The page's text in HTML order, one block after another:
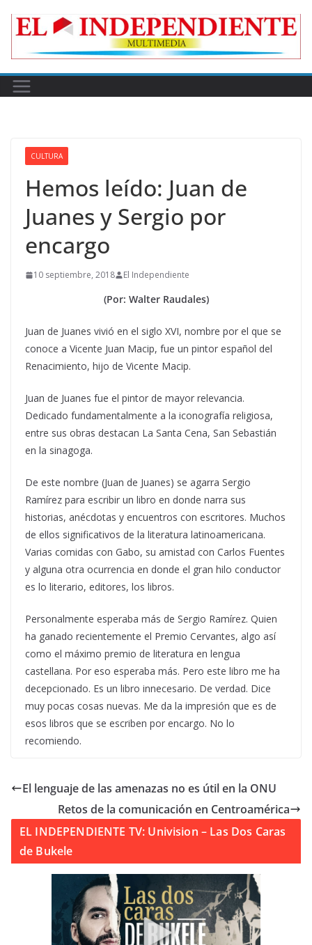
CULTURA
Hemos leído: Juan de
Juanes y Sergio por
encargo
10 septiembre, 2018 El Independiente
(Por: Walter Raudales)
Juan de Juanes vivió en el siglo XVI, nombre por el que se
conoce a Vicente Juan Macip, fue un pintor español del
Renacimiento, hijo de Vicente Macip.
Juan de Juanes fue el pintor de mayor relevancia.
Dedicado fundamentalmente a la iconografía religiosa,
entre sus obras destacan La Santa Cena, San Sebastián
en la sinagoga.
De este nombre (Juan de Juanes) se agarra Sergio
Ramírez para escribir un libro en donde narra sus
historias, anécdotas y encuentros con escritores. Muchos
de ellos significativos de la literatura latinoamericana.
Varias comidas con Gabo, su amistad con Carlos Fuentes
y alguna otra ocurrencia en donde el gran hilo conductor
es lo literario, editores, los libros.
Personalmente esperaba más de Sergio Ramírez. Quien
ha ganado recientemente el Premio Cervantes, algo así
como el máximo premio de literatura en lengua
castellana. Por eso esperaba más. Pero este libro me ha
decepcionado. Es un libro innecesario. De verdad. Dice
muy pocas cosas nuevas. Me da la impresión que es de
esos libros que se escriben por encargo. No lo
recomiendo.
El lenguaje de las amenazas no es útil en la ONU
Retos de la comunicación en Centroamérica
EL INDEPENDIENTE TV: Univision – Las Dos Caras
de Bukele